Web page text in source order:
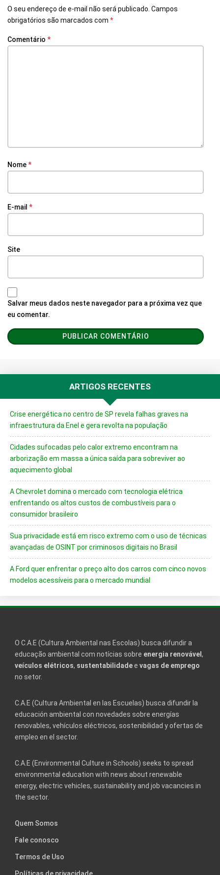
O seu endereço de e-mail não será publicado. Campos
obrigatórios são marcados com *
Comentário *
Nome*
E-mail *
Site
Salvar meus dados neste navegador para a próxima vez que
eu comentar.
ARTIGOS RECENTES
Crise energética no centro de SP revela falhas graves na
infraestrutura da Enel e gera revolta na população
Cidades sufocadas pelo calor extremo encontram na
arborização em massa a única saída para sobreviver ao
aquecimento global
A Chevrolet domina o mercado com tecnologia elétrica
enfrentando os altos custos de combustíveis para o
consumidor brasileiro
Sua privacidade está em risco extremo com o uso de técnicas
avançadas de OSINT por criminosos digitais no Brasil
A Ford quer enfrentar o preço alto dos carros com cinco novos
modelos acessíveis para o mercado mundial
O C.A.E (Cultura Ambiental nas Escolas) busca difundir a
educação ambiental com notícias sobre energia renovável,
veículos elétricos, sustentabilidadee vagas de emprego
no setor.
C.A.E (Cultura Ambiental en las Escuelas) busca difundir la
educación ambiental con novedades sobre energías
renovables, vehículos eléctricos, sostenibilidad y ofertas de
empleo en el sector.
C.A.E (Environmental Culture in Schools) seeks to spread
environmental education with news about renewable
energy, electric vehicles, sustainability and job vacancies in
the sector.
Quem Somos
Fale conosco
Termos de Uso
Políticas de privacidade